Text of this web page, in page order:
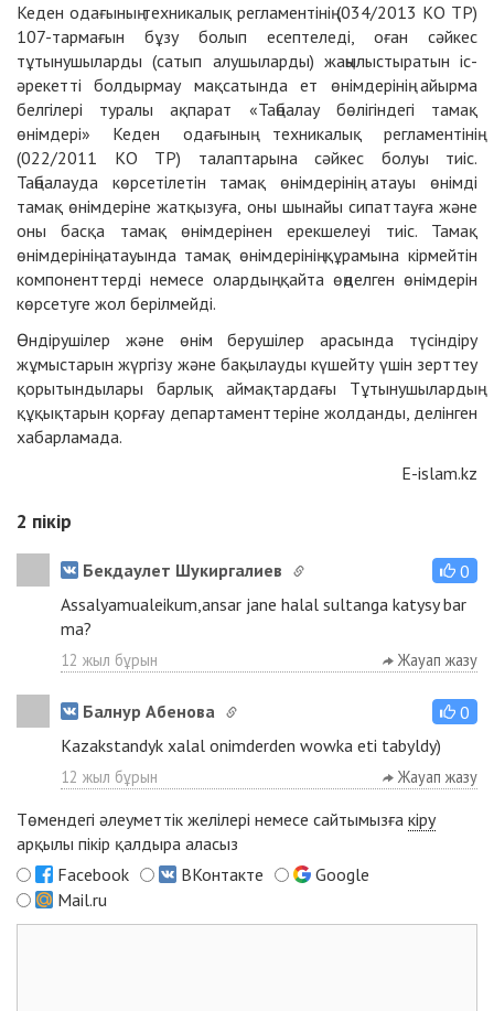
Кеден одағының техникалық регламентінің (034/2013 КО ТР)
107-тармағын бұзу болып есептеледі, оған сәйкес
тұтынушыларды (сатып алушыларды) жаңылыстыратын іс-
әрекетті болдырмау мақсатында ет өнімдерінің айырма
белгілері туралы ақпарат «Таңбалау бөлігіндегі тамақ
өнімдері» Кеден одағының техникалық регламентінің
(022/2011 КО ТР) талаптарына сәйкес болуы тиіс.
Таңбалауда көрсетілетін тамақ өнімдерінің атауы өнімді
тамақ өнімдеріне жатқызуға, оны шынайы сипаттауға және
оны басқа тамақ өнімдерінен ерекшелеуі тиіс. Тамақ
өнімдерінің атауында тамақ өнімдерінің құрамына кірмейтін
компоненттерді немесе олардың қайта өңделген өнімдерін
көрсетуге жол берілмейді.
Өндірушілер және өнім берушілер арасында түсіндіру
жұмыстарын жүргізу және бақылауды күшейту үшін зерттеу
қорытындылары барлық аймақтардағы Тұтынушылардың
құқықтарын қорғау департаменттеріне жолданды, делінген
хабарламада.
E-islam.kz
2 пікір
Бекдаулет Шукиргалиев
0
Assalyamualeikum,ansar jane halal sultanga katysy bar
ma?
12 жыл бұрын Жауап жазу
Балнур Абенова
0
Kazakstandyk xalal onimderden wowka eti tabyldy)
12 жыл бұрын Жауап жазу
Төмендегі әлеуметтік желілері немесе сайтымызға кіру
арқылы пікір қалдыра аласыз
Facebook
ВКонтакте
Google
Mail.ru